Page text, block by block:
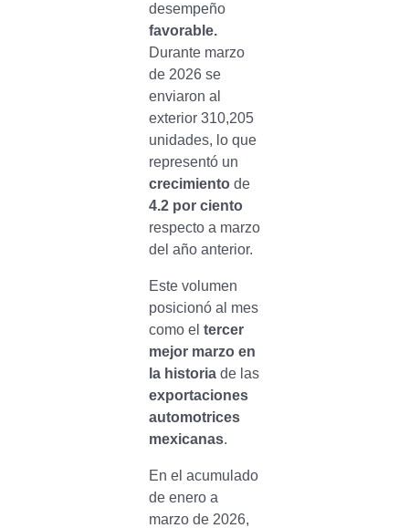
desempeño
favorable.
Durante marzo
de 2026 se
enviaron al
exterior 310,205
unidades, lo que
representó un
crecimientode
4.2 por ciento
respecto a marzo
del año anterior.
Este volumen
posicionó al mes
como el tercer
mejor marzo en
la historiade las
exportaciones
automotrices
mexicanas.
En el acumulado
de enero a
marzo de 2026,